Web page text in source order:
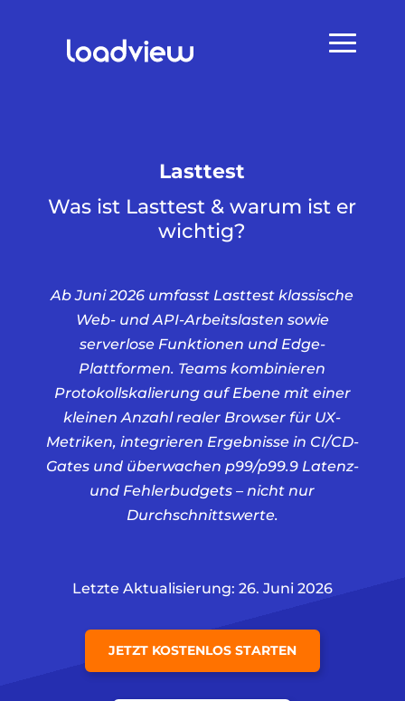
Lasttest
Was ist Lasttest & warum ist er
wichtig?
Ab Juni 2026 umfasst Lasttest klassische
Web- und API-Arbeitslasten sowie
serverlose Funktionen und Edge-
Plattformen. Teams kombinieren
Protokollskalierung auf Ebene mit einer
kleinen Anzahl realer Browser für UX-
Metriken, integrieren Ergebnisse in CI/CD-
Gates und überwachen p99/p99.9 Latenz-
und Fehlerbudgets – nicht nur
Durchschnittswerte.
Letzte Aktualisierung: 26. Juni 2026
JETZT KOSTENLOS STARTEN